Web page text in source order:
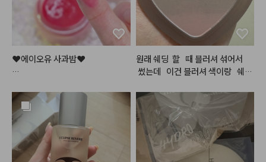
#데이지크#웜쿨블렌딩컬렉션
쿨블렌딩섀도우팔레트
#데이지크 #웜쿨블렌딩컬렉션
쿨블렌딩무드치크
#맥
#서트리니스
#네이처리퍼블릭
바이플라워 글
라스 듀 틴트 '로즈메모리'
❤️에이오유 사과밤❤️
품절사태가 일어났던
바로 그 틴티드 립밤!
건조한 입술을 맑은 사과빛으로
물들여주어
입술에 과즙+청순미 가득..!
원래 쉐딩  할   때 블러셔 섞어서
썼는데   이건 블러셔 색이랑   쉐딩
는데 확실히   합쳐져   있으니   편하
고. 색도   자연스럽고 이뻐요. 블러
셔   색이랑   섞여있으니.  일반   쉐
딩과 다르게   칙칙해   보이지   아나
영 생기   있어 보여여.  근데   좀
잘   깨질 것   같은   느낌   발색은